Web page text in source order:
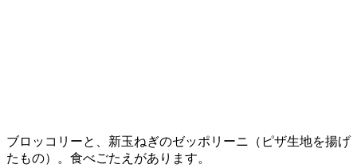
ブロッコリーと、新玉ねぎのゼッポリーニ（ピザ生地を揚げ
たもの）。食べごたえがあります。